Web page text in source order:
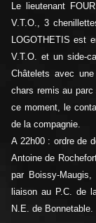
Le lieutenant
V.T.O., 3
LOGOTHETIS est
V.T.O. et un side-
Châtelets avec
chars remis au parc
ce moment, le
de la compagnie.
A 22h00 : ordre de
Antoine de
par Boissy-Maugis,
liaison au P.C. de
N.E. de Bonnetable.